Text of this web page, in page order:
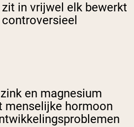
in vrijwel elk bewerkt
en magnesium
menselijke hormoon